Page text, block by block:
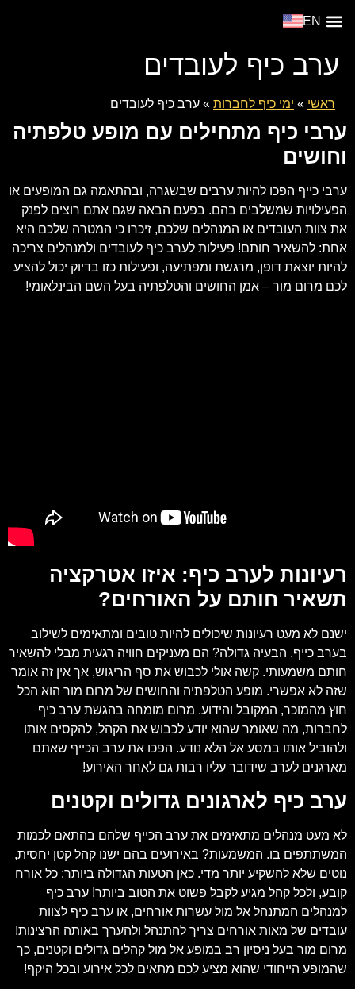
EN
ערב כיף לעובדים
ראשי » ימי כיף לחברות » ערב כיף לעובדים
ערבי כיף מתחילים עם מופע טלפתיה
וחושים
ערבי כייף הפכו להיות ערבים שבשגרה, ובהתאמה גם המופעים או
הפעילויות שמשלבים בהם. בפעם הבאה שגם אתם רוצים לפנק
את צוות העובדים או המנהלים שלכם, זיכרו כי המטרה שלכם היא
אחת: להשאיר חותם! פעילות לערב כיף לעובדים ולמנהלים צריכה
להיות יוצאת דופן, מרגשת ומפתיעה, ופעילות כזו בדיוק יכול להציע
לכם מרום מור – אמן החושים והטלפתיה בעל השם הבינלאומי!
רעיונות לערב כיף: איזו אטרקציה
תשאיר חותם על האורחים?
ישנם לא מעט רעיונות שיכולים להיות טובים ומתאימים לשילוב
בערב כייף. הבעיה גדולה? הם מעניקים חוויה רגעית מבלי להשאיר
חותם משמעותי. קשה אולי לכבוש את סף הריגוש, אך אין זה אומר
שזה לא אפשרי. מופע הטלפתיה והחושים של מרום מור הוא הכל
חוץ מהמוכר, המקובל והידוע. מרום מומחה בהגשת ערב כיף
לחברות, מה שאומר שהוא יודע לכבוש את הקהל, להקסים אותו
ולהוביל אותו במסע אל הלא נודע. הפכו את ערב הכייף שאתם
מארגנים לערב שידובר עליו רבות גם לאחר האירוע!
ערב כיף לארגונים גדולים וקטנים
לא מעט מנהלים מתאימים את ערב הכייף שלהם בהתאם לכמות
המשתתפים בו. המשמעות? באירועים בהם ישנו קהל קטן יחסית,
נוטים שלא להשקיע יותר מדי. כאן הטעות הגדולה ביותר: כל אורח
קובע, ולכל קהל מגיע לקבל פשוט את הטוב ביותר! ערב כיף
למנהלים המתנהל אל מול עשרות אורחים, או ערב כיף לצוות
עובדים של מאות אורחים צריך להתנהל ולהערך באותה הרצינות!
מרום מור בעל ניסיון רב במופע אל מול קהלים גדולים וקטנים, כך
שהמופע הייחודי שהוא מציע לכם מתאים לכל אירוע ובכל היקף!